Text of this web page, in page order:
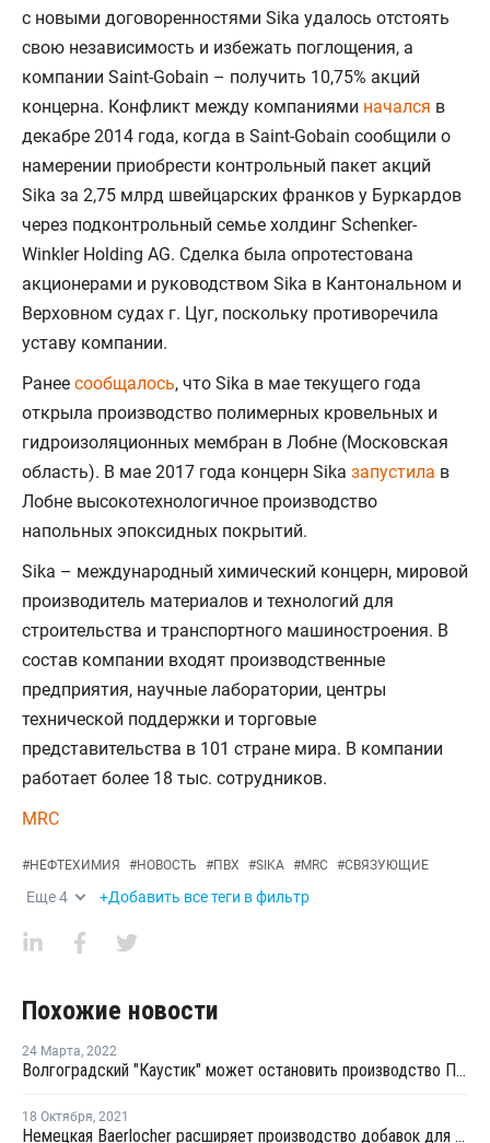
с новыми договоренностями Sika удалось отстоять
свою независимость и избежать поглощения, а
компании Saint-Gobain – получить 10,75% акций
концерна. Конфликт между компаниями начался в
декабре 2014 года, когда в Saint-Gobain сообщили о
намерении приобрести контрольный пакет акций
Sika за 2,75 млрд швейцарских франков у Буркардов
через подконтрольный семье холдинг Schenker-
Winkler Holding AG. Сделка была опротестована
акционерами и руководством Sika в Кантональном и
Верховном судах г. Цуг, поскольку противоречила
уставу компании.
Ранее сообщалось, что Sika в мае текущего года
открыла производство полимерных кровельных и
гидроизоляционных мембран в Лобне (Московская
область). В мае 2017 года концерн Sika запустила в
Лобне высокотехнологичное производство
напольных эпоксидных покрытий.
Sika – международный химический концерн, мировой
производитель материалов и технологий для
строительства и транспортного машиностроения. В
состав компании входят производственные
предприятия, научные лаборатории, центры
технической поддержки и торговые
представительства в 101 стране мира. В компании
работает более 18 тыс. сотрудников.
MRC
#НЕФТЕХИМИЯ #НОВОСТЬ #ПВХ #SIKA #MRC #СВЯЗУЮЩИЕ
Еще4 +Добавить все теги в фильтр
Похожие новости
24 Марта, 2022
Волгоградский "Каустик" может остановить производство ПВХ из-за нехватки добавок
18 Октября, 2021
Немецкая Baerlocher расширяет производство добавок для ПВХ в Великобритании